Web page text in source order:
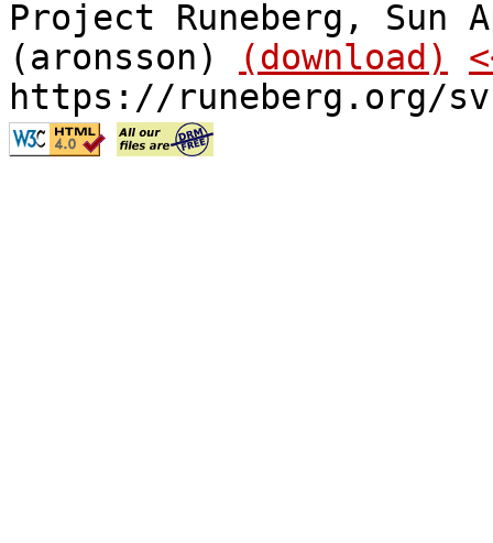
Project Runeberg, Sun
(aronsson)
(download)
https://runeberg.org/